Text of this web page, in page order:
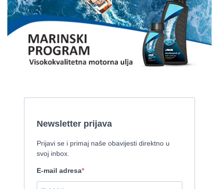
Gulet Kadena
2000, 32 x 8 m, Cummins
Pirelli 770 EFB
2010, 8,46 x 3,12 m, Mercruiser 235,4 kw
2015, 27 x 7 m, Iveco aifo x 2
Izletnički brod - 94 osobe
Cijena:370.000 EUR
Tender Williams 325 TurboJet - sniženo!
2008, 325 x 1.7 m, weber 750